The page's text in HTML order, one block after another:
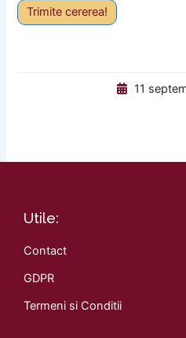
Trimite cererea!
11
Utile:
Contact
GDPR
Termeni si Conditii